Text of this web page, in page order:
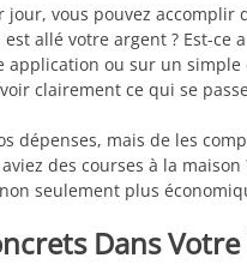
vous pouvez accomplir
allé votre argent ? Est-ce
application ou sur un
clairement ce qui se
dépenses, mais de les
des courses à la
seulement plus
Dans